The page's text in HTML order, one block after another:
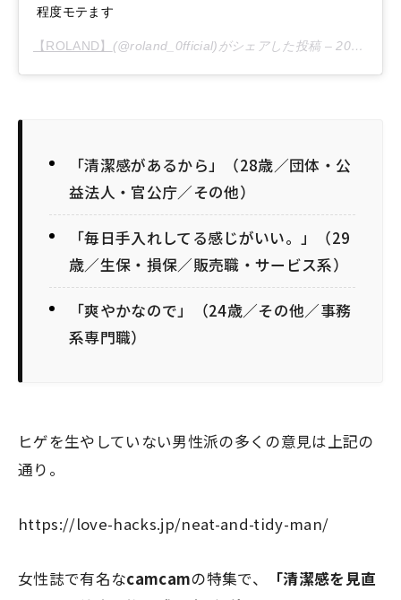
程度モテます
【ROLAND】 (@roland_0fficial)がシェアした投稿 –2020年 4月月18日午前8時05分PDT
「清潔感があるから」（28歳／団体・公
益法人・官公庁／その他）
「毎日手入れしてる感じがいい。」（29
歳／生保・損保／販売職・サービス系）
「爽やかなので」（24歳／その他／事務
系専門職）
ヒゲを生やしていない男性派の多くの意見は上記の
通り。
https://love-hacks.jp/neat-and-tidy-man/
女性誌で有名なcamcamの特集で、
「清潔感を見直